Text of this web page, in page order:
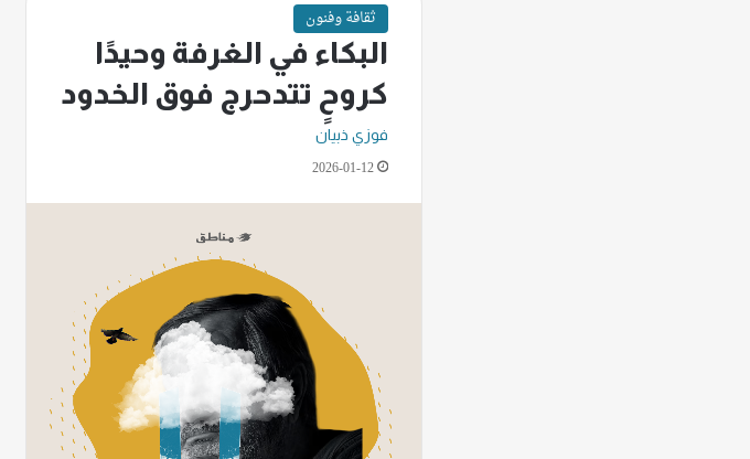
ثقافة وفنون
البكاء في الغرفة وحيدًا
كروحٍ تتدحرج فوق الخدود
فوزي ذبيان
2026-01-12